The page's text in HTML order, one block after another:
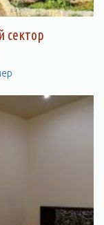
сектор